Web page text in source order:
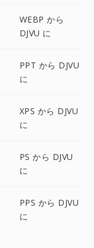
WEBP から
DJVU に
PPT から DJVU
に
XPS から DJVU
に
PS から DJVU
に
PPS から DJVU
に